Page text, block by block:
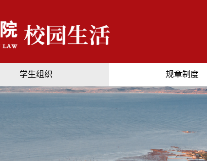
学生组织 规章制度